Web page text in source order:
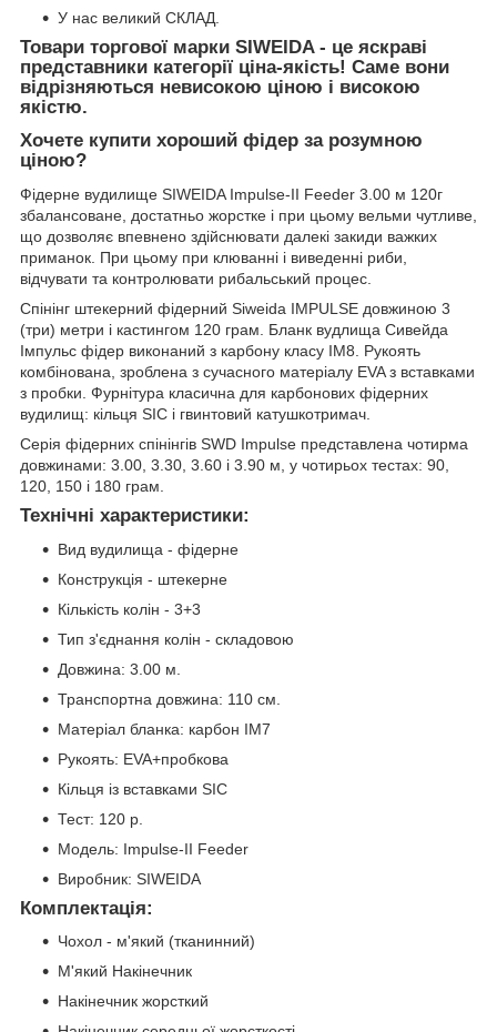
У нас великий СКЛАД.
Товари торгової марки SIWEIDA - це яскраві
представники категорії ціна-якість! Саме вони
відрізняються невисокою ціною і високою
якістю.
Хочете купити хороший фідер за розумною
ціною?
Фідерне вудилище SIWEIDA Impulse-II Feeder 3.00 м 120г
збалансоване, достатньо жорстке і при цьому вельми чутливе,
що дозволяє впевнено здійснювати далекі закиди важких
приманок. При цьому при клюванні і виведенні риби,
відчувати та контролювати рибальський процес.
Спінінг штекерний фідерний Siweida IMPULSE довжиною 3
(три) метри і кастингом 120 грам. Бланк вудлища Сивейда
Імпульс фідер виконаний з карбону класу IM8. Рукоять
комбінована, зроблена з сучасного матеріалу EVA з вставками
з пробки. Фурнітура класична для карбонових фідерних
вудилищ: кільця SIC і гвинтовий катушкотримач.
Серія фідерних спінінгів SWD Impulse представлена чотирма
довжинами: 3.00, 3.30, 3.60 і 3.90 м, у чотирьох тестах: 90,
120, 150 і 180 грам.
Технічні характеристики:
Вид вудилища - фідерне
Конструкція - штекерне
Кількість колін - 3+3
Тип з'єднання колін - складовою
Довжина: 3.00 м.
Транспортна довжина: 110 см.
Матеріал бланка: карбон IM7
Рукоять: EVA+пробкова
Кільця із вставками SIC
Тест: 120 р.
Модель: Impulse-II Feeder
Виробник: SIWEIDA
Комплектація:
Чохол - м'який (тканинний)
М'який Накінечник
Накінечник жорсткий